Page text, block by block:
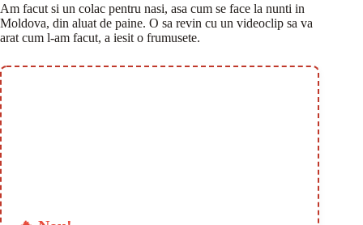
Am facut si un colac pentru nasi, asa cum se face la nunti in
Moldova, din aluat de paine. O sa revin cu un videoclip sa va
arat cum l-am facut, a iesit o frumusete.